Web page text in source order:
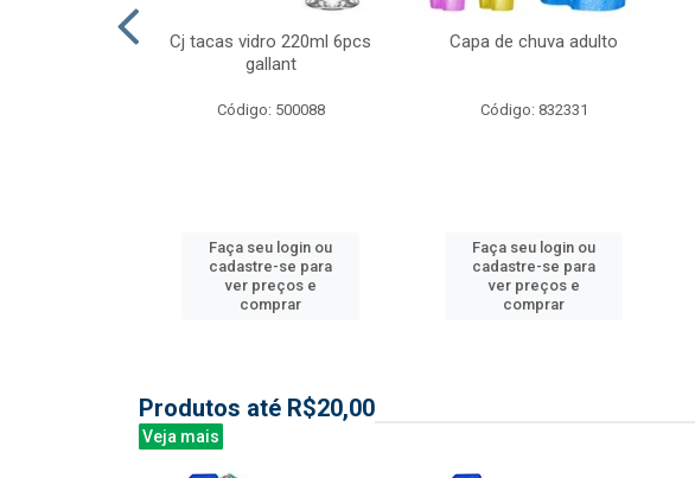
Cj tacas vidro 220ml 6pcs
gallant
Código: 500088
Faça seu login ou
cadastre-se para
ver preços e
comprar
Capa de chuva adulto
Código: 832331
Faça seu login ou
cadastre-se para
ver preços e
comprar
Produtos até R$20,00
Veja mais